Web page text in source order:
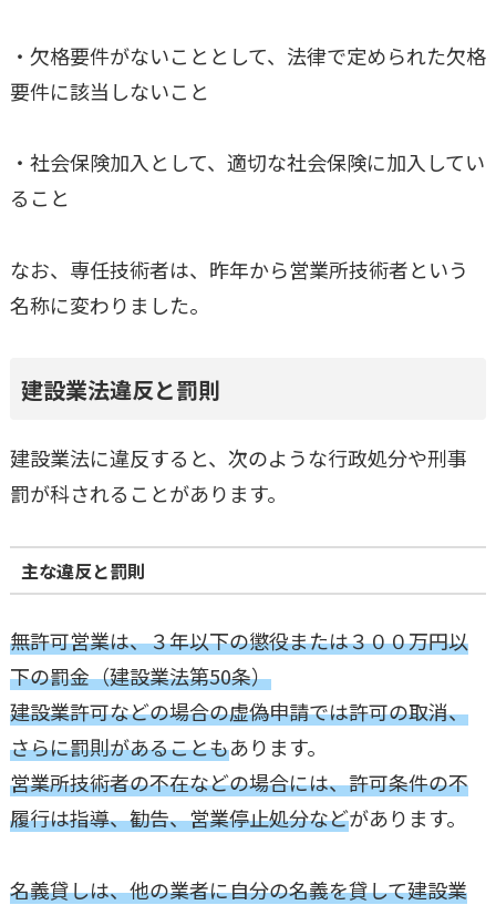
・欠格要件がないこととして、法律で定められた欠格
要件に該当しないこと
・社会保険加入として、適切な社会保険に加入してい
ること
なお、専任技術者は、昨年から営業所技術者という
名称に変わりました。
建設業法違反と罰則
建設業法に違反すると、次のような行政処分や刑事
罰が科されることがあります。
主な違反と罰則
無許可営業は、３年以下の懲役または３００万円以
下の罰金（建設業法第50条）
建設業許可などの場合の虚偽申請では許可の取消、
さらに罰則があることもあります。
営業所技術者の不在などの場合には、許可条件の不
履行は指導、勧告、営業停止処分などがあります。
名義貸しは、他の業者に自分の名義を貸して建設業